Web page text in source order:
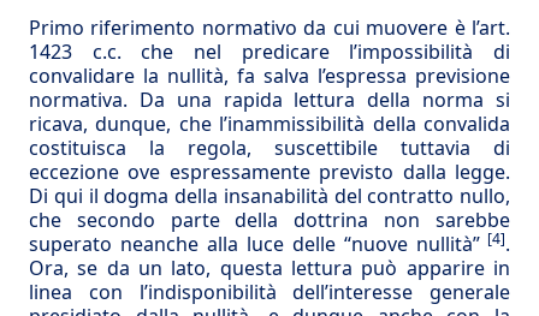
Primo riferimento normativo da cui muovere è l’art.
1423 c.c. che nel predicare l’impossibilità di
convalidare la nullità, fa salva l’espressa previsione
normativa. Da una rapida lettura della norma si
ricava, dunque, che l’inammissibilità della convalida
costituisca la regola, suscettibile tuttavia di
eccezione ove espressamente previsto dalla legge.
Di qui il dogma della insanabilità del contratto nullo,
che secondo parte della dottrina non sarebbe
superato neanche alla luce delle “nuove nullità” [4].
Ora, se da un lato, questa lettura può apparire in
linea con l’indisponibilità dell’interesse generale